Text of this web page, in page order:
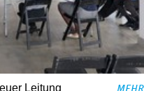
Leitung
MEHR